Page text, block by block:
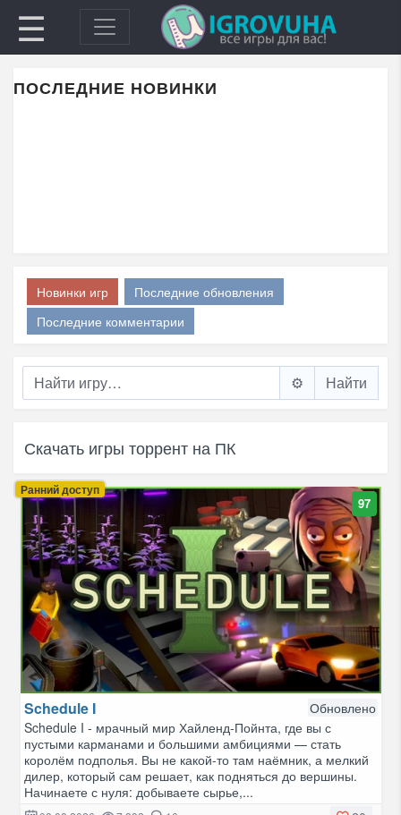
☰
ПОСЛЕДНИЕ НОВИНКИ
Новинки игр
Последние обновления
Последние комментарии
⚙️
Скачать игры торрент на ПК
Ранний доступ
97
Schedule I
Обновлено
Schedule I - мрачный мир Хайленд-Пойнта, где вы с
пустыми карманами и большими амбициями — стать
королём подполья. Вы не какой-то там наёмник, а мелкий
дилер, который сам решает, как подняться до вершины.
Начинаете с нуля: добываете сырье,...